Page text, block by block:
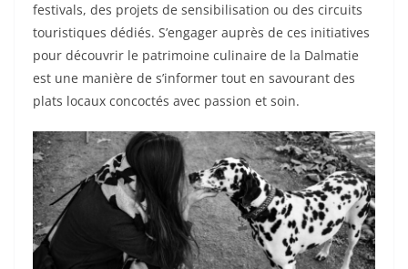
festivals, des projets de sensibilisation ou des circuits
touristiques dédiés. S’engager auprès de ces initiatives
pour découvrir le patrimoine culinaire de la Dalmatie
est une manière de s’informer tout en savourant des
plats locaux concoctés avec passion et soin.